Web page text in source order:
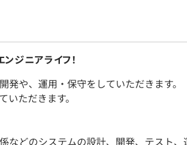
ジニアライフ！
発や、運用・保守をしていただきます。
ただきます。
などのシステムの設計、開発、テスト、